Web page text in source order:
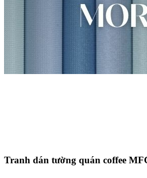
Tranh dán tường quán coffee